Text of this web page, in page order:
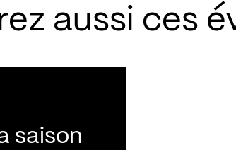
aussi ces
saison